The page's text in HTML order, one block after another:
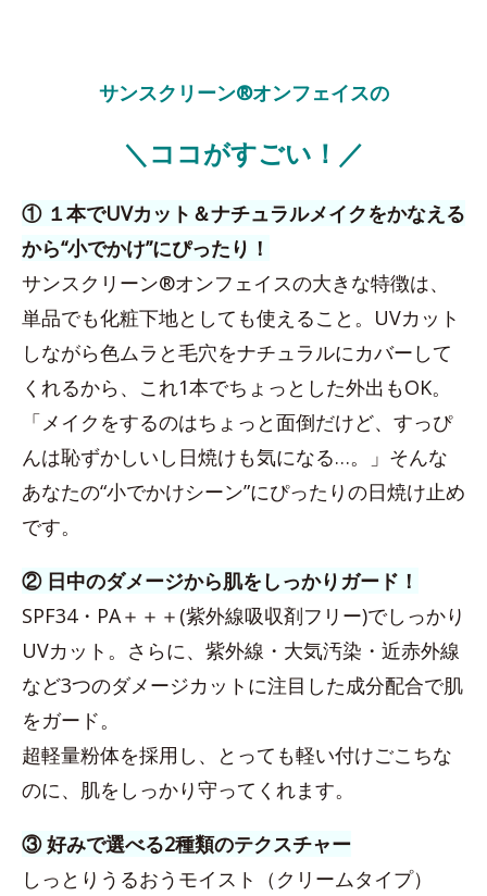
サンスクリーン®オンフェイスの
＼ココがすごい！／
① １本でUVカット＆ナチュラルメイクをかなえる
から“小でかけ”にぴったり！
サンスクリーン®オンフェイスの大きな特徴は、
単品でも化粧下地としても使えること。UVカット
しながら色ムラと毛穴をナチュラルにカバーして
くれるから、これ1本でちょっとした外出もOK。
「メイクをするのはちょっと面倒だけど、すっぴ
んは恥ずかしいし日焼けも気になる…。」そんな
あなたの“小でかけシーン”にぴったりの日焼け止め
です。
② 日中のダメージから肌をしっかりガード！
SPF34・PA＋＋＋(紫外線吸収剤フリー)でしっかり
UVカット。さらに、紫外線・大気汚染・近赤外線
など3つのダメージカットに注目した成分配合で肌
をガード。
超軽量粉体を採用し、とっても軽い付けごこちな
のに、肌をしっかり守ってくれます。
③ 好みで選べる2種類のテクスチャー
しっとりうるおうモイスト（クリームタイプ）